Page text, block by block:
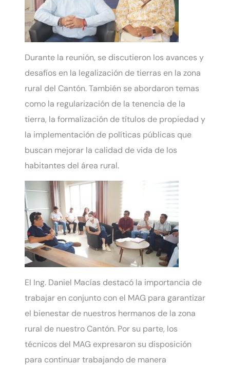
Durante la reunión, se discutieron los avances y
desafíos en la legalización de tierras en la zona
rural del Cantón. También se abordaron temas
como la regularización de la tenencia de la
tierra, la formalización de títulos de propiedad y
la implementación de políticas públicas que
buscan mejorar la calidad de vida de los
habitantes del área rural.
El Ing. Daniel Macías destacó la importancia de
trabajar en conjunto con el MAG para garantizar
el bienestar de nuestros hermanos de la zona
rural de nuestro Cantón. Por su parte, los
técnicos del MAG expresaron su disposición
para continuar trabajando de manera